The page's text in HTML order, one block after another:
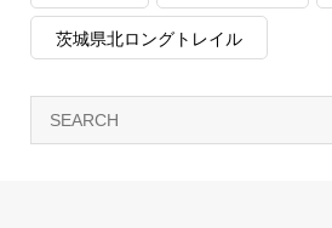
茨城県北ロングトレイル